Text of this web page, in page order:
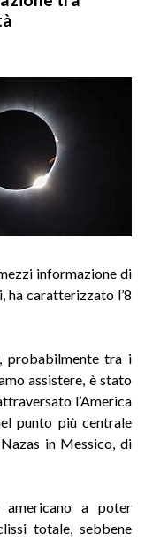
informazione di
ha caratterizzato l’8
probabilmente tra i
assistere, è stato
l’America
punto più centrale
in Messico, di
a poter
totale, sebbene